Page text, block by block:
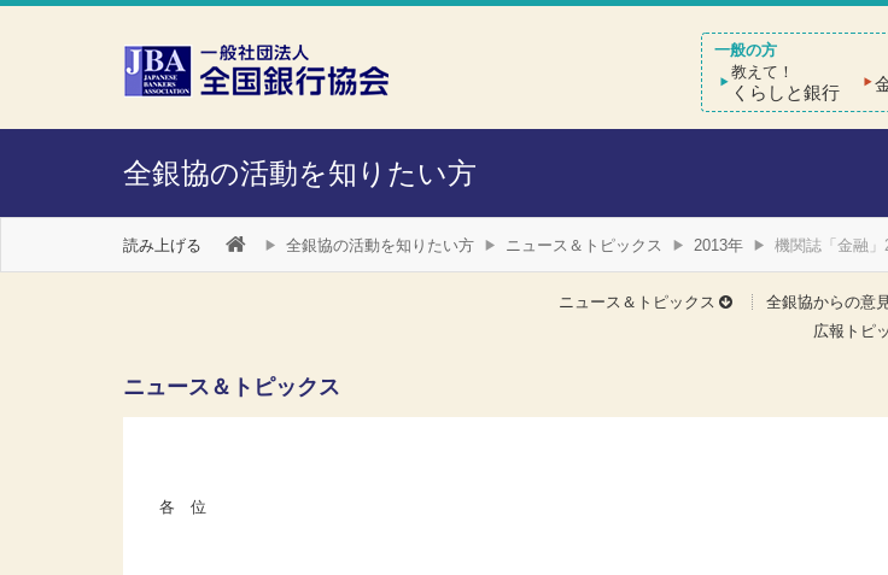
本文へスキップ
障がい者向け相談窓口
教えて！
くらしと銀行
全銀協の活動を知りたい方
読み上げる 全銀協の活動を知りたい方 ニュース＆トピックス 2013年 機関誌「金融
ニュース＆トピックス 全銀協からの意
広報トピ
ニュース＆トピックス
各 位